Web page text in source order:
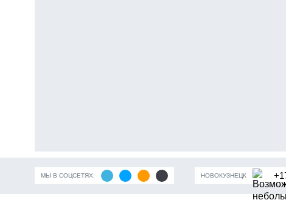
МЫ В СОЦСЕТЯХ: НОВОКУЗНЕЦК